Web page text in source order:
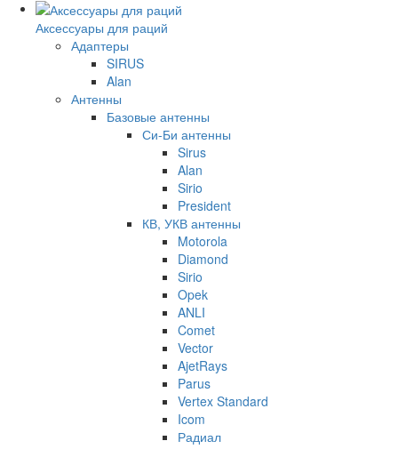
Аксессуары для раций
Адаптеры
SIRUS
Alan
Антенны
Базовые антенны
Си-Би антенны
Sirus
Alan
Sirio
President
КВ, УКВ антенны
Motorola
Diamond
Sirio
Opek
ANLI
Comet
Vector
AjetRays
Parus
Vertex Standard
Icom
Радиал